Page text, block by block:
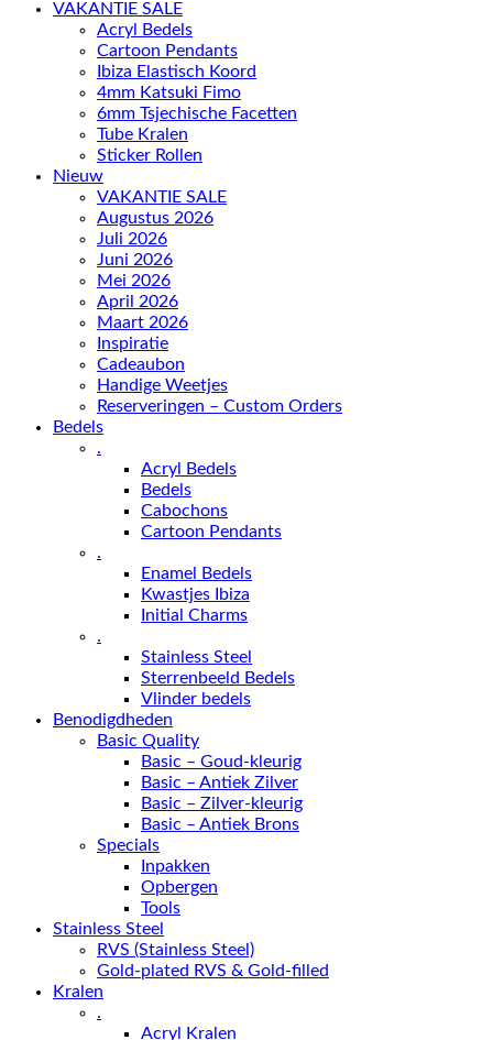
VAKANTIE SALE
Acryl Bedels
Cartoon Pendants
Ibiza Elastisch Koord
4mm Katsuki Fimo
6mm Tsjechische Facetten
Tube Kralen
Sticker Rollen
Nieuw
VAKANTIE SALE
Augustus 2026
Juli 2026
Juni 2026
Mei 2026
April 2026
Maart 2026
Inspiratie
Cadeaubon
Handige Weetjes
Reserveringen – Custom Orders
Bedels
.
Acryl Bedels
Bedels
Cabochons
Cartoon Pendants
.
Enamel Bedels
Kwastjes Ibiza
Initial Charms
.
Stainless Steel
Sterrenbeeld Bedels
Vlinder bedels
Benodigdheden
Basic Quality
Basic – Goud-kleurig
Basic – Antiek Zilver
Basic – Zilver-kleurig
Basic – Antiek Brons
Specials
Inpakken
Opbergen
Tools
Stainless Steel
RVS (Stainless Steel)
Gold-plated RVS & Gold-filled
Kralen
.
Acryl Kralen